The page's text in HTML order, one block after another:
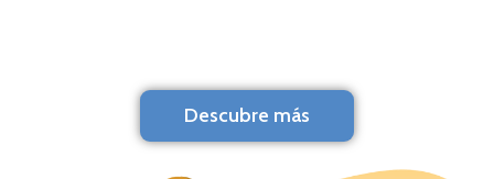
Descubre más